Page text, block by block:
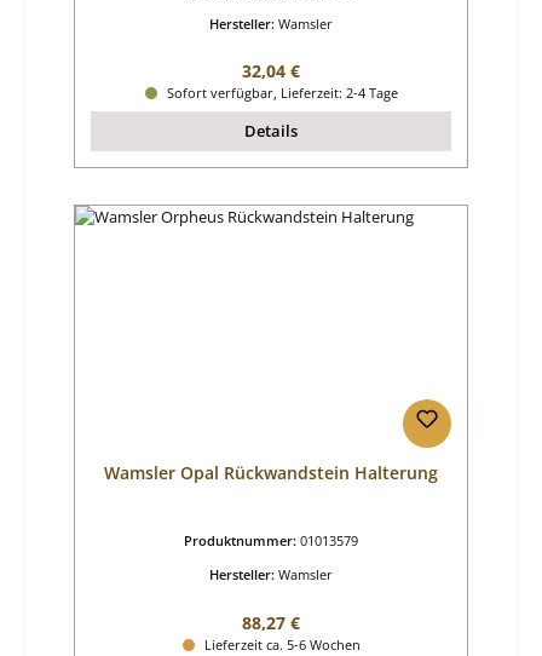
Hersteller: Wamsler
Regulärer Preis:
32,04 €
Sofort verfügbar, Lieferzeit: 2-4 Tage
Details
Wamsler Opal Rückwandstein Halterung
Produktnummer: 01013579
Hersteller: Wamsler
Regulärer Preis:
88,27 €
Lieferzeit ca. 5-6 Wochen